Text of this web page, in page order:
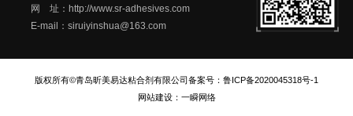
网 址：http://www.sr-adhesives.com
E-mail：siruiyinshua@163.com
版权所有©青岛昕美易达粘合剂有限公司备案号： 鲁ICP备2020045318号-1
网站建设： 一瞬网络